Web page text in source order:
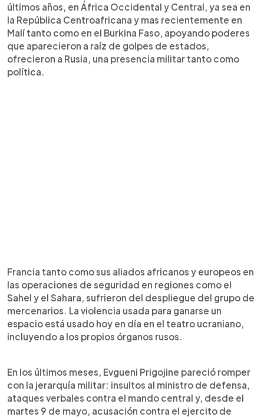
últimos años, en África Occidental y Central, ya sea en
la República Centroafricana y mas recientemente en
Malí tanto como en el Burkina Faso, apoyando poderes
que aparecieron a raíz de golpes de estados,
ofrecieron a Rusia, una presencia militar tanto como
política.
Francia tanto como sus aliados africanos y europeos en
las operaciones de seguridad en regiones como el
Sahel y el Sahara, sufrieron del despliegue del grupo de
mercenarios. La violencia usada para ganarse un
espacio está usado hoy en día en el teatro ucraniano,
incluyendo a los propios órganos rusos.
En los últimos meses, Evgueni Prigojine pareció romper
con la jerarquía militar: insultos al ministro de defensa,
ataques verbales contra el mando central y, desde el
martes 9 de mayo, acusación contra el ejercito de